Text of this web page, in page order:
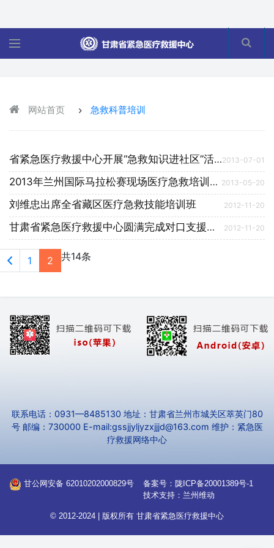
网站首页 急救科普培训
2013-07-01
省紧急医疗救援中心开展“急救知识进社区”活动
2013-05-20
2013年兰州国际马拉松赛现场医疗急救培训工作圆满完成
2012-11-20
刘维忠出席全省藏区医疗急救技能培训班
2012-11-20
甘肃省紧急医疗救援中心圆满完成对口支援藏区医疗急救工作
共14条
1 2
联系电话：0931—8485130 地址：甘肃省兰州市城关区萃英门80
号 邮编：730000 E-mail:gssjjyljyzxjjjd@163.com 维护：紧急医
疗救援网络中心
甘公网安备 62010202000829号 备案号： 陇ICP备20001389号-1
技术支持： 兰州维动
© 2012-2024 | 版权所有 甘肃省紧急医疗救援中心